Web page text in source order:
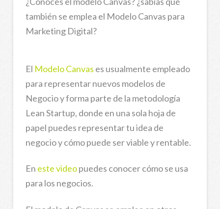
también se emplea el Modelo Canvas para
Marketing Digital?
El Modelo Canvas es usualmente empleado
para representar nuevos modelos de
Negocio y forma parte de la metodología
Lean Startup, donde en una sola hoja de
papel puedes representar tu idea de
negocio y cómo puede ser viable y rentable.
En este videopuedes conocer cómo se usa
para los negocios.